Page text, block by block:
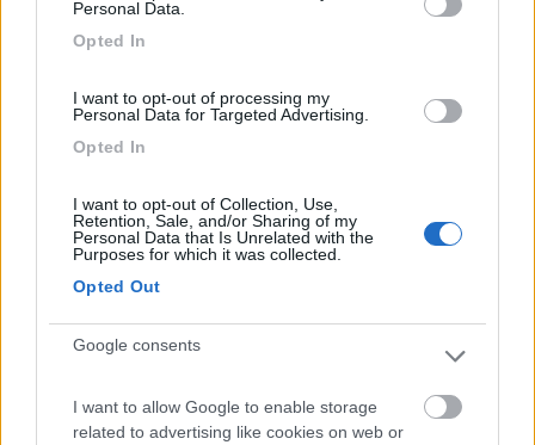
Personal Data.
Opted In
I want to opt-out of processing my
Personal Data for Targeted Advertising.
Opted In
I want to opt-out of Collection, Use,
Retention, Sale, and/or Sharing of my
Personal Data that Is Unrelated with the
Purposes for which it was collected.
Opted Out
Google consents
I want to allow Google to enable storage
related to advertising like cookies on web or
Noceto (PR) - 32.9km
Via borghetto 15